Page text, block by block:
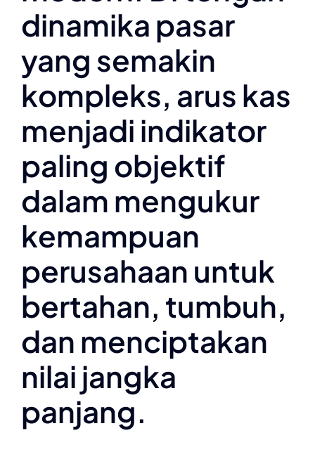
dinamika pasar
yang semakin
kompleks, arus kas
menjadi indikator
paling objektif
dalam mengukur
kemampuan
perusahaan untuk
bertahan, tumbuh,
dan menciptakan
nilai jangka
panjang.